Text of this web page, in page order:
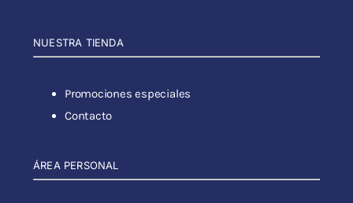
NUESTRA TIENDA
Promociones especiales
Contacto
ÁREA PERSONAL